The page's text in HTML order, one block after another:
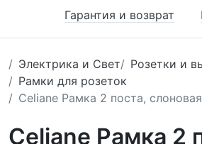
Гарантия и возврат
Электрика и Свет
Розетки и
Рамки для розеток
Celiane Рамка 2 поста,
Celiane Рамка 2